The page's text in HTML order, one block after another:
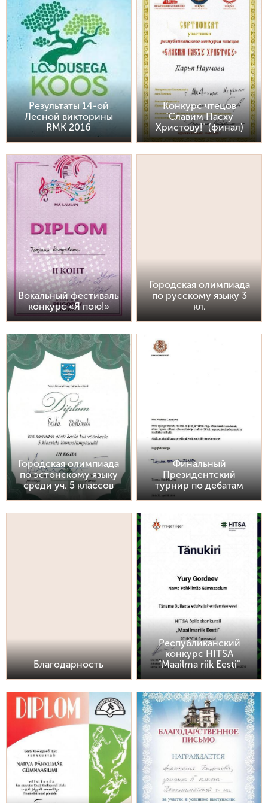
Результаты 14-ой
Лесной викторины
RMK 2016
Конкурс чтецов
"Славим Пасху
Христову!" (финал)
Вокальный фестиваль
конкурс «Я пою!»
Городская олимпиада
по русскому языку 3
кл.
Городская олимпиада
по эстонскому языку
среди уч. 5 классов
Финальный
Президентский
турнир по дебатам
Благодарность
Республиканский
конкурс HITSA
"Maailma riik Eesti"